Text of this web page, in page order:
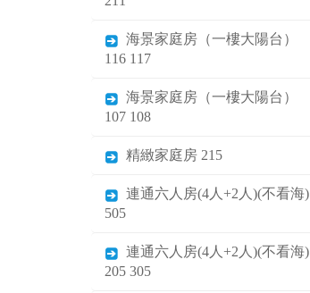
海景家庭房（一樓大陽台）
116 117
海景家庭房（一樓大陽台）
107 108
精緻家庭房 215
連通六人房(4人+2人)(不看海)
505
連通六人房(4人+2人)(不看海)
205 305